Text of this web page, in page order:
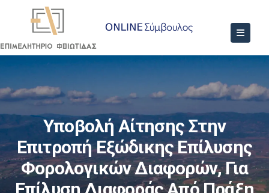
Υποβολή Αίτησης Στην
Επιτροπή Εξώδικης Επίλυσης
Φορολογικών Διαφορών, Για